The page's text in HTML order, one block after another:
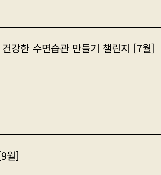
강한 수면습관 만들기 챌린지 [7월]
월]